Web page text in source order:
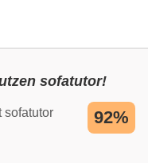
sofatutor!
sofatutor
92%